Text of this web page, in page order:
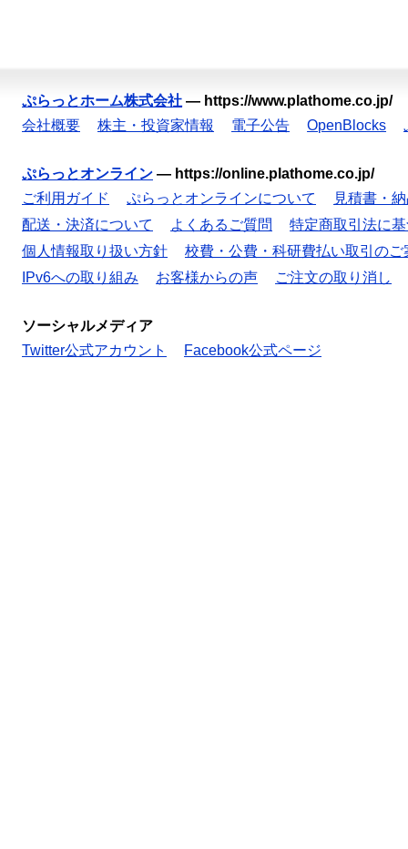
ぷらっとホーム株式会社 — https://www.plathome.co.jp/
会社概要
株主・投資家情報 電子公告 OpenBlocks
ぷらっとオンライン — https://online.plathome.co.jp/
ご利用ガイド
ぷらっとオンラインについて
見積書・
配送・決済について
よくあるご質問
特定商取引法に
個人情報取り扱い方針
校費・公費・科研費払い取引のご
IPv6への取り組み
お客様からの声 ご注文の取り消し
ソーシャルメディア
Twitter公式アカウント
Facebook公式ページ